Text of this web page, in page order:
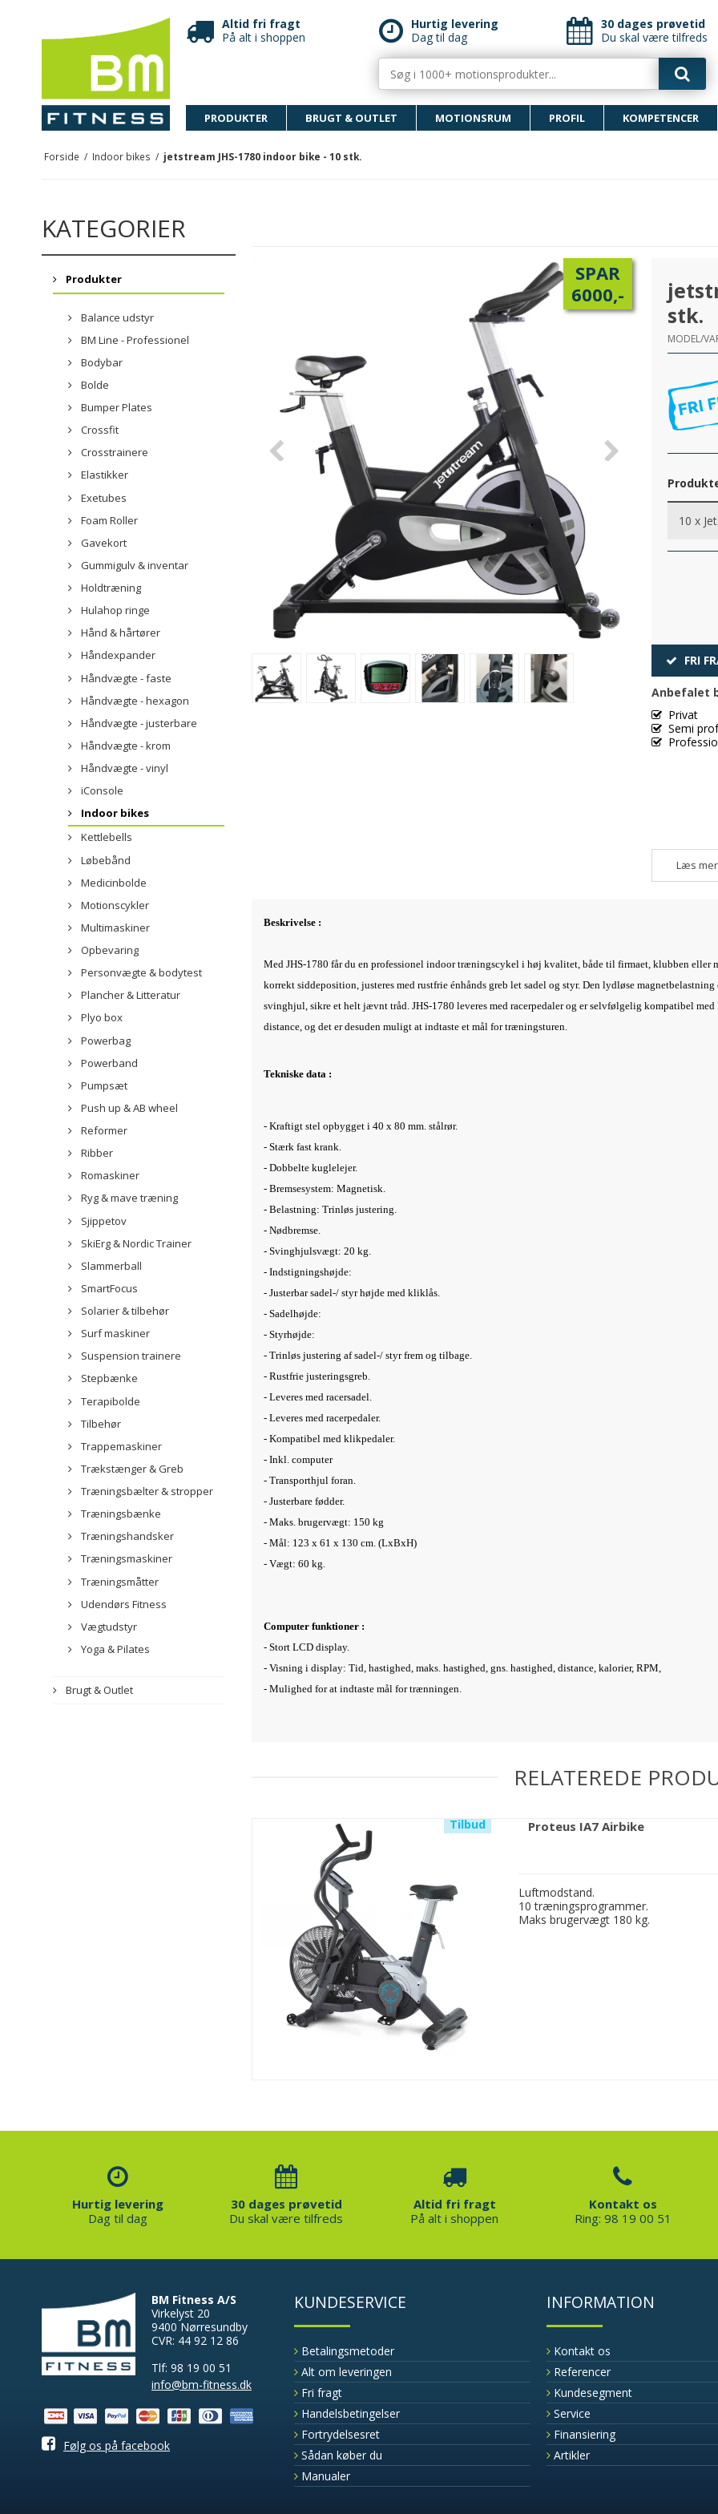
Altid fri fragt
På alt i shoppen
Hurtig levering
Dag til dag
30 dages prøvetid
Du skal være tilfreds
PRODUKTER BRUGT & OUTLET MOTIONSRUM PROFIL KOMPETENCER
Forside / Indoor bikes / jetstream JHS-1780 indoor bike - 10 stk.
KATEGORIER
Produkter
Balance udstyr
BM Line - Professionel
Bodybar
Bolde
Bumper Plates
Crossfit
Crosstrainere
Elastikker
Exetubes
Foam Roller
Gavekort
Gummigulv & inventar
Holdtræning
Hulahop ringe
Hånd & hårtører
Håndexpander
Håndvægte - faste
Håndvægte - hexagon
Håndvægte - justerbare
Håndvægte - krom
Håndvægte - vinyl
iConsole
Indoor bikes
Kettlebells
Løbebånd
Medicinbolde
Motionscykler
Multimaskiner
Opbevaring
Personvægte & bodytest
Plancher & Litteratur
Plyo box
Powerbag
Powerband
Pumpsæt
Push up & AB wheel
Reformer
Ribber
Romaskiner
Ryg & mave træning
Sjippetov
SkiErg & Nordic Trainer
Slammerball
SmartFocus
Solarier & tilbehør
Surf maskiner
Suspension trainere
Stepbænke
Terapibolde
Tilbehør
Trappemaskiner
Trækstænger & Greb
Træningsbælter & stropper
Træningsbænke
Træningshandsker
Træningsmaskiner
Træningsmåtter
Udendørs Fitness
Vægtudstyr
Yoga & Pilates
Brugt & Outlet
stk.
MODEL/
SPAR
6000,-
10 x
FRI
Anbefalet
Privat
Semi
Læs
Beskrivelse :
Med JHS-1780 får du en professionel indoor træningscykel i høj kvalitet, både til firmaet, klubben eller
korrekt siddeposition, justeres med rustfrie énhånds greb let sadel og styr. Den lydløse
svinghjul, sikre et helt jævnt tråd. JHS-1780 leveres med racerpedaler og er selvfølgelig kompatibel
distance, og det er desuden muligt at indtaste et mål for træningsturen.
Tekniske data :
- Kraftigt stel opbygget i 40 x 80 mm. stålrør.
- Stærk fast krank.
- Dobbelte kuglelejer.
- Bremsesystem: Magnetisk.
- Belastning: Trinløs justering.
- Nødbremse.
- Svinghjulsvægt: 20 kg.
- Indstigningshøjde:
- Justerbar sadel-/ styr højde med kliklås.
- Sadelhøjde:
- Styrhøjde:
- Trinløs justering af sadel-/ styr frem og tilbage.
- Rustfrie justeringsgreb.
- Leveres med racersadel.
- Leveres med racerpedaler.
- Kompatibel med klikpedaler.
- Inkl. computer
- Transporthjul foran.
- Justerbare fødder.
- Maks. brugervægt: 150 kg
- Mål: 123 x 61 x 130 cm . (LxBxH)
- Vægt: 60 kg.
Computer funktioner :
- Stort LCD display.
- Visning i display: Tid, hastighed, maks. hastighed, gns. hastighed, distance, kalorier, RPM,
- Mulighed for at indtaste mål for trænningen.
RELATEREDE
Tilbud Proteus IA7 Airbike
Luftmodstand.
10 træningsprogrammer.
Maks brugervægt 180 kg.
Hurtig levering
Dag til dag
30 dages prøvetid
Du skal være tilfreds
Altid fri fragt
På alt i shoppen
Kontakt os
Ring: 98 19 00 51
BM Fitness A/S
Virkelyst 20
9400 Nørresundby
CVR: 44 92 12 86
Tlf: 98 19 00 51
info@bm-fitness.dk
Følg os på facebook
KUNDESERVICE
Betalingsmetoder
Alt om leveringen
Fri fragt
Handelsbetingelser
Fortrydelsesret
Sådan køber du
Manualer
INFORMATION
Kontakt os
Referencer
Kundesegment
Service
Finansiering
Artikler